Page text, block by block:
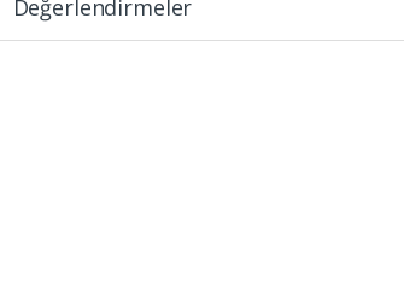
Değerlendirmeler